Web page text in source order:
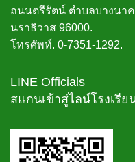
ถนนตรีรัตน์ ตำบลบางนา
นราธิวาส 96000.
โทรศัพท์. 0-7351-1292.
LINE Officials
สแกนเข้าสู่ไลน์โรงเรีย